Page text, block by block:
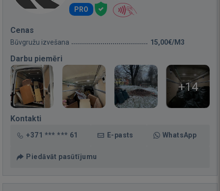
PRO
Cenas
Būvgružu izvešana 15,00€/M3
Darbu piemēri
+14
Kontakti
+371 *** *** 61 E-pasts WhatsApp
Piedāvāt pasūtījumu